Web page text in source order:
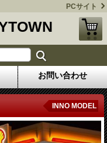
PCサイト
お問い合わせ
INNO MODEL